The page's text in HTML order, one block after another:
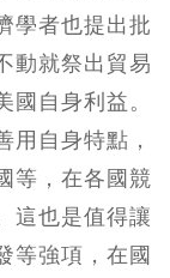
學者也提出批
動就祭出貿易
自身利益。
用自身特點，
等，在各國競
這也是值得讓
等強項，在國